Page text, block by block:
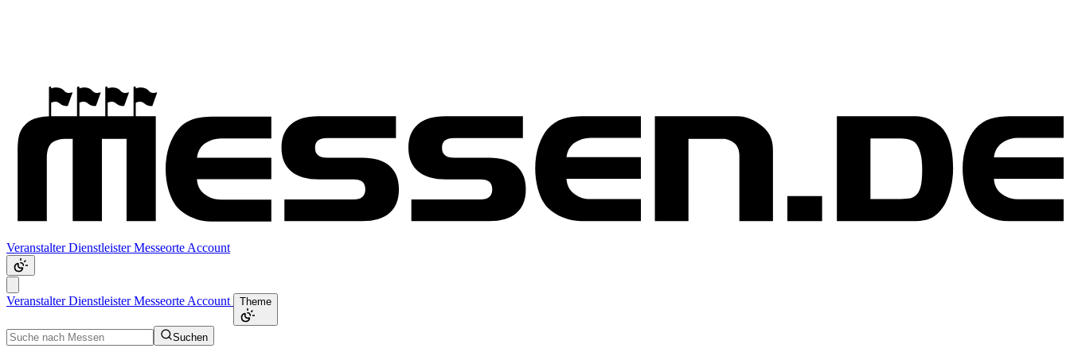
VeranstalterDienstleisterMesseorte Account
VeranstalterDienstleisterMesseorte Account Theme
Suchen